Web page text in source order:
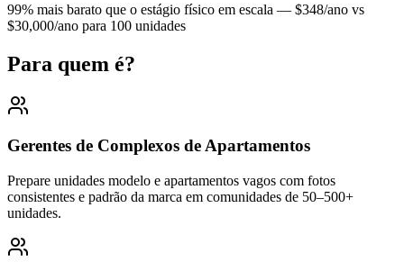
99% mais barato que o estágio físico em escala — $348/ano vs
$30,000/ano para 100 unidades
Para quem é?
Gerentes de Complexos de Apartamentos
Prepare unidades modelo e apartamentos vagos com fotos
consistentes e padrão da marca em comunidades de 50–500+
unidades.